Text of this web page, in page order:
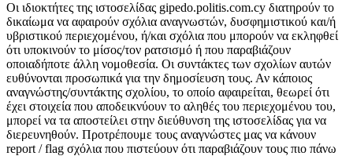
Οι ιδιοκτήτες της ιστοσελίδας gipedo.politis.com.cy διατηρούν το
δικαίωμα να αφαιρούν σχόλια αναγνωστών, δυσφημιστικού και/ή
υβριστικού περιεχομένου, ή/και σχόλια που μπορούν να εκληφθεί
ότι υποκινούν το μίσος/τον ρατσισμό ή που παραβιάζουν
οποιαδήποτε άλλη νομοθεσία. Οι συντάκτες των σχολίων αυτών
ευθύνονται προσωπικά για την δημοσίευση τους. Αν κάποιος
αναγνώστης/συντάκτης σχολίου, το οποίο αφαιρείται, θεωρεί ότι
έχει στοιχεία που αποδεικνύουν το αληθές του περιεχομένου του,
μπορεί να τα αποστείλει στην διεύθυνση της ιστοσελίδας για να
διερευνηθούν. Προτρέπουμε τους αναγνώστες μας να κάνουν
report / flag σχόλια που πιστεύουν ότι παραβιάζουν τους πιο πάνω